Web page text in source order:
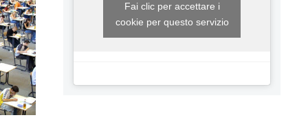
Fai clic per accettare i
cookie per questo servizio